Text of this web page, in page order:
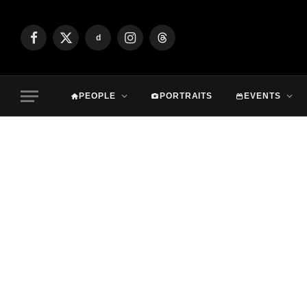
Facebook
X
d
InstagramThreads
PEOPLE PORTRAITS EVENTS